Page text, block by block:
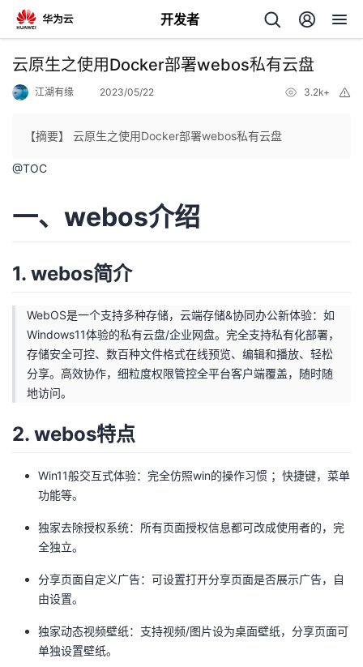
开发者
返
主
页
的
开
发
者
我
的
客
我
论
坛
的
圈
子
我
的
直
我
的
我
云原生之使用Docker部署webos私有云盘
江湖有缘 2023/05/22 3.2k+
【摘要】 云原生之使用Docker部署webos私有云盘
@TOC
一、webos介绍
1. webos简介
WebOS是一个支持多种存储，云端存储&协同办公新体验：如
Windows11体验的私有云盘/企业网盘。完全支持私有化部署，
存储安全可控、数百种文件格式在线预览、编辑和播放、轻松
分享。高效协作，细粒度权限管控全平台客户端覆盖，随时随
地访问。
2. webos特点
Win11般交互式体验：完全仿照win的操作习惯 ；快捷键，菜单
功能等。
独家去除授权系统：所有页面授权信息都可改成使用者的，完
全独立。
分享页面自定义广告：可设置打开分享页面是否展示广告，自
由设置。
独家动态视频壁纸：支持视频/图片设为桌面壁纸，分享页面可
单独设置壁纸。